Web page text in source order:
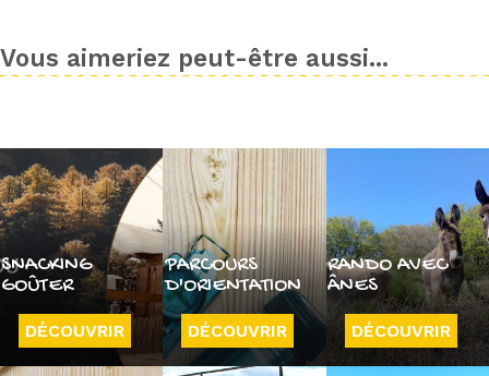
Vous aimeriez peut-être aussi...
SNACKING
GOÛTER
DÉCOUVRIR
PARCOURS
D'ORIENTATION
DÉCOUVRIR
RANDO AVEC
ÂNES
DÉCOUVRIR